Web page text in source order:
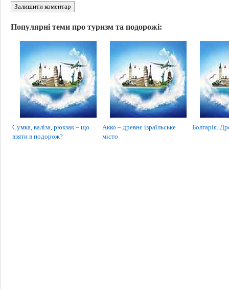
Залишити коментар
Популярні теми про туризм та подорожі:
Сумка, валіза, рюкзак – що
взяти в подорож?
Акко – древнє ізраїльське
місто
Болгарія.